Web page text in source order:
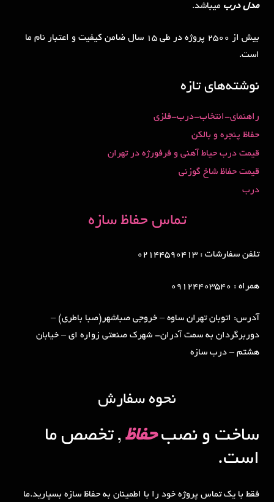
مدل درب میباشد.
بیش از 2500 پروژه در طی 15 سال ضامن کیفیت و اعتبار نام ما
است.
نوشته‌های تازه
راهنمای-انتخاب-درب-فلزی
حفاظ پنجره و بالکن
قیمت درب حیاط آهنی و فرفورژه در تهران
قیمت حفاظ شاخ گوزنی
درب
تماس حفاظ سازه
تلفن سفارشات : 02144590413
همراه : 09124403540
آدرس: اتوبان تهران ساوه – خروجی صباشهر(صبا باطری) –
دوربرگردان به سمت آدران- شهرک صنعتی زواره ای – خیابان
هشتم – درب سازه
نحوه سفارش
ساخت و نصبحفاظ , تخصص ما
است.
فقط با یک تماس پروژه خود را با اطمینان به حفاظ سازه بسپارید.ما